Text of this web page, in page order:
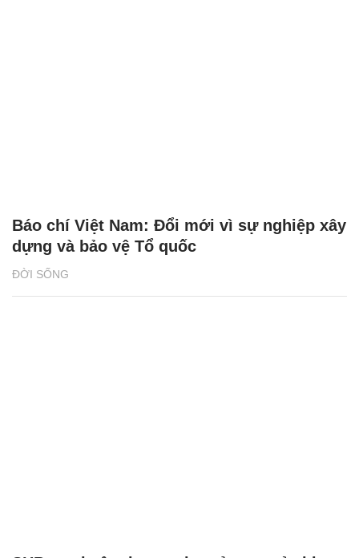
ĐỜI SỐNG
Báo chí Việt Nam: Đổi mới vì sự nghiệp xây
dựng và bảo vệ Tổ quốc